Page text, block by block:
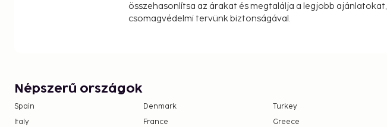
összehasonlítsa az árakat és megtalálja a legjobb ajánlatokat,
csomagvédelmi tervünk biztonságával.
Népszerű országok
Spain Denmark
Turkey
Italy
France
Greece